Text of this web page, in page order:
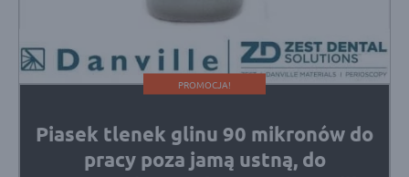
Piasek tlenek glinu 90 mikronów do
pracy poza jamą ustną, do
PROMOCJA!